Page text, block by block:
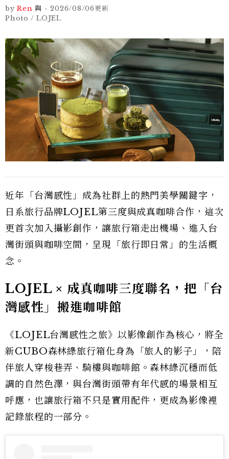
by Ren與 -2026/08/06更新
Photo / LOJEL
近年「台灣感性」成為社群上的熱門美學關鍵字，
日系旅行品牌LOJEL第三度與成真咖啡合作，這次
更首次加入攝影創作，讓旅行箱走出機場、進入台
灣街頭與咖啡空間，呈現「旅行即日常」的生活概
念。
LOJEL × 成真咖啡三度聯名，把「台
灣感性」搬進咖啡館
《LOJEL台灣感性之旅》以影像創作為核心，將全
新CUBO森林綠旅行箱化身為「旅人的影子」，陪
伴旅人穿梭巷弄、騎樓與咖啡館。森林綠沉穩而低
調的自然色澤，與台灣街頭帶有年代感的場景相互
呼應，也讓旅行箱不只是實用配件，更成為影像裡
記錄旅程的一部分。